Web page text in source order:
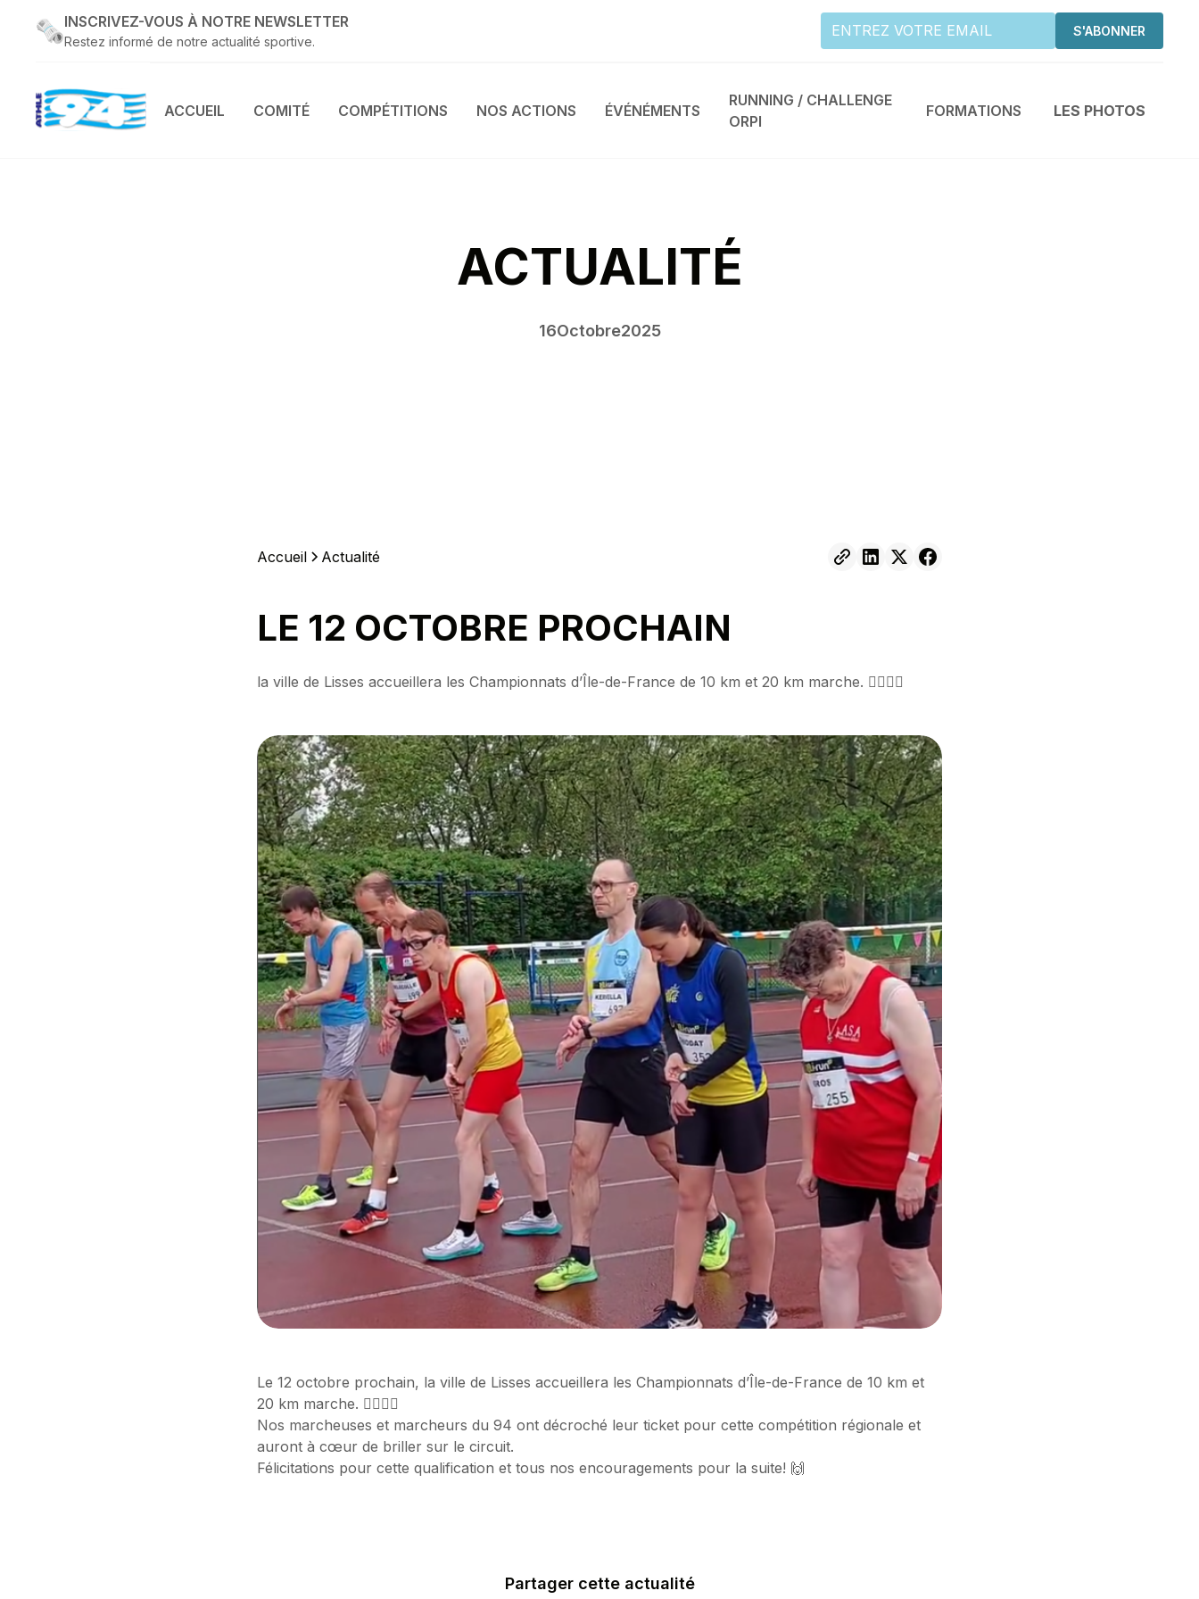
INSCRIVEZ-VOUS À NOTRE NEWSLETTER
Restez informé de notre actualité sportive.
ACCUEIL COMITÉ COMPÉTITIONS NOS ACTIONS ÉVÉNÉMENTS
RUNNING / CHALLENGE
ORPI
FORMATIONS LES PHOTOS
ACTUALITÉ
16Octobre2025
Accueil Actualité
LE 12 OCTOBRE PROCHAIN
la ville de Lisses accueillera les Championnats d’Île-de-France de 10 km et 20 km marche. 🚶‍♂️🚶‍♀️
Le 12 octobre prochain, la ville de Lisses accueillera les Championnats d’Île-de-France de 10 km et
20 km marche. 🚶‍♂️🚶‍♀️
Nos marcheuses et marcheurs du 94 ont décroché leur ticket pour cette compétition régionale et
auront à cœur de briller sur le circuit.
Félicitations pour cette qualification et tous nos encouragements pour la suite! 🙌
Partager cette actualité